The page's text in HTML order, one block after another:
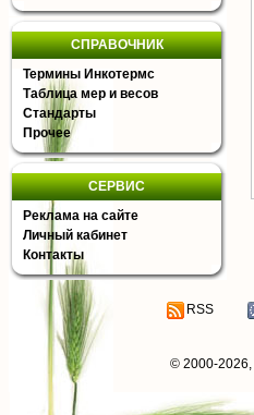
СПРАВОЧНИК
Термины Инкотермс
Таблица мер и весов
Стандарты
Прочее
СЕРВИС
Реклама на сайте
Личный кабинет
Контакты
RSS
© 2000-2026,